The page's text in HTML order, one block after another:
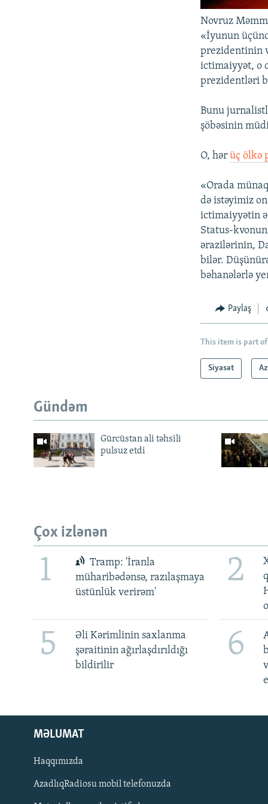
Novruz
«İyunun
prezidentinin
ictimaiyyət, o
prezidentləri
Bunu
şöbəsinin
O, hərüç ölkə
«Orada
də istəyimiz
ictimaiyyətin
Status-
ərazilərinin,
bilər.
bəhanələrlə
Paylaş
This item is part of
Siyasət
Gündəm
Gürcüstan ali təhsili
pulsuz etdi
Çox izlənən
1
Tramp: 'İranla
müharibədənsə, razılaşmaya
üstünlük verirəm'
2
5
Əli Kərimlinin saxlanma
şəraitinin ağırlaşdırıldığı
bildirilir
6
MƏLUMAT
Haqqımızda
AzadlıqRadiosu mobil telefonuzda